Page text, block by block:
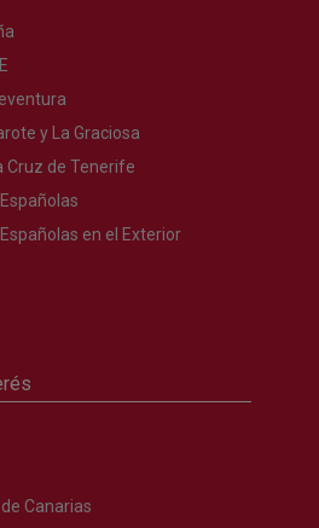
y La Graciosa
Cruz de Tenerife
en el Exterior
Canarias